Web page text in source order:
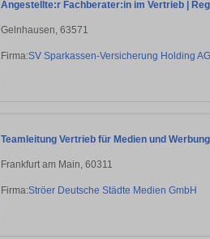
Angestellte:r Fachberater:in im Vertrieb |
Gelnhausen, 63571
Firma:SV Sparkassen-Versicherung Holding AG
Teamleitung Vertrieb für Medien und
Frankfurt am Main, 60311
Firma:Ströer Deutsche Städte Medien GmbH